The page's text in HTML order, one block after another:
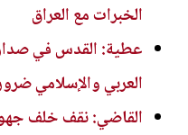
الخبرات مع العراق
عطية: القدس في
العربي والإسلامي
القاضي: نقف خلف